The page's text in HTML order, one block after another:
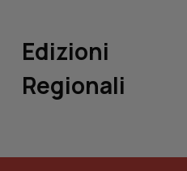
Edizioni
Regionali